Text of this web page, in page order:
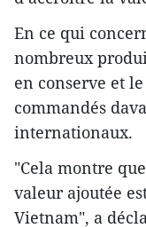
En ce qui
nombreux
en conserve et
commandés
internationaux.
"Cela montre
valeur ajoutée
Vietnam", a